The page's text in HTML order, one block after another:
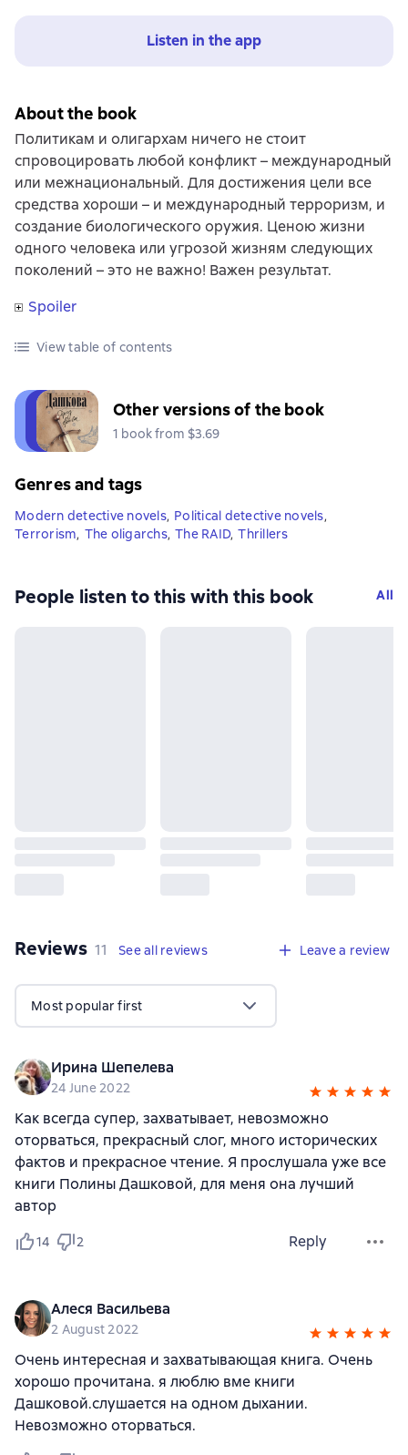
Listen in the app
About the book
Политикам и олигархам ничего не стоит
спровоцировать любой конфликт – международный
или межнациональный. Для достижения цели все
средства хороши – и международный терроризм, и
создание биологического оружия. Ценою жизни
одного человека или угрозой жизням следующих
поколений – это не важно! Важен результат.
Spoiler
View table of contents
Other versions of the book
1 book from $3.69
Genres and tags
Modern detective novels, Political detective novels,
Terrorism, The oligarchs, The RAID, Thrillers
People listen to this with this book All
Reviews 11 reviews
11 See all reviews Leave a review
Most popular first
Ирина Шепелева
24 June 2022
Как всегда супер, захватывает, невозможно
оторваться, прекрасный слог, много исторических
фактов и прекрасное чтение. Я прослушала уже все
книги Полины Дашковой, для меня она лучший
автор
14 2 Reply
Алеся Васильева
2 August 2022
Очень интересная и захватывающая книга. Очень
хорошо прочитана. я люблю вме книги
Дашковой.слушается на одном дыхании.
Невозможно оторваться.